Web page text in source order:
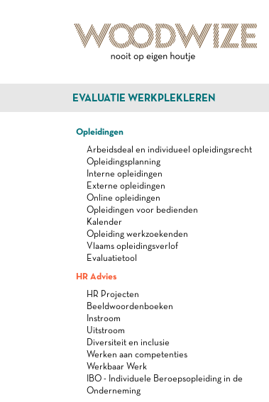
EVALUATIE WERKPLEKLEREN
Opleidingen
Arbeidsdeal en individueel opleidingsrecht
Opleidingsplanning
Interne opleidingen
Externe opleidingen
Online opleidingen
Opleidingen voor bedienden
Kalender
Opleiding werkzoekenden
Vlaams opleidingsverlof
Evaluatietool
HR Advies
HR Projecten
Beeldwoordenboeken
Instroom
Uitstroom
Diversiteit en inclusie
Werken aan competenties
Werkbaar Werk
IBO - Individuele Beroepsopleiding in de
Onderneming